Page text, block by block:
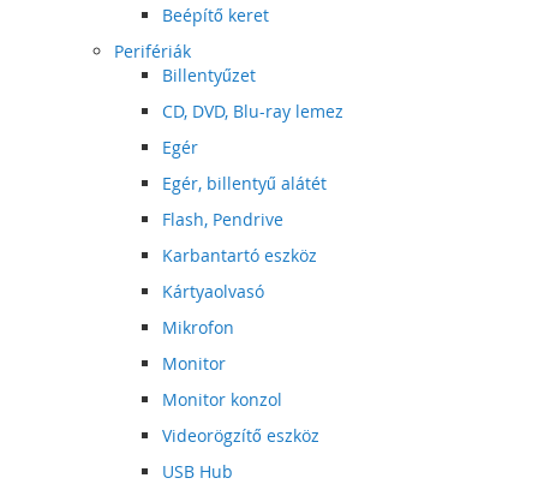
Beépítő keret
Perifériák
Billentyűzet
CD, DVD, Blu-ray lemez
Egér
Egér, billentyű alátét
Flash, Pendrive
Karbantartó eszköz
Kártyaolvasó
Mikrofon
Monitor
Monitor konzol
Videorögzítő eszköz
USB Hub